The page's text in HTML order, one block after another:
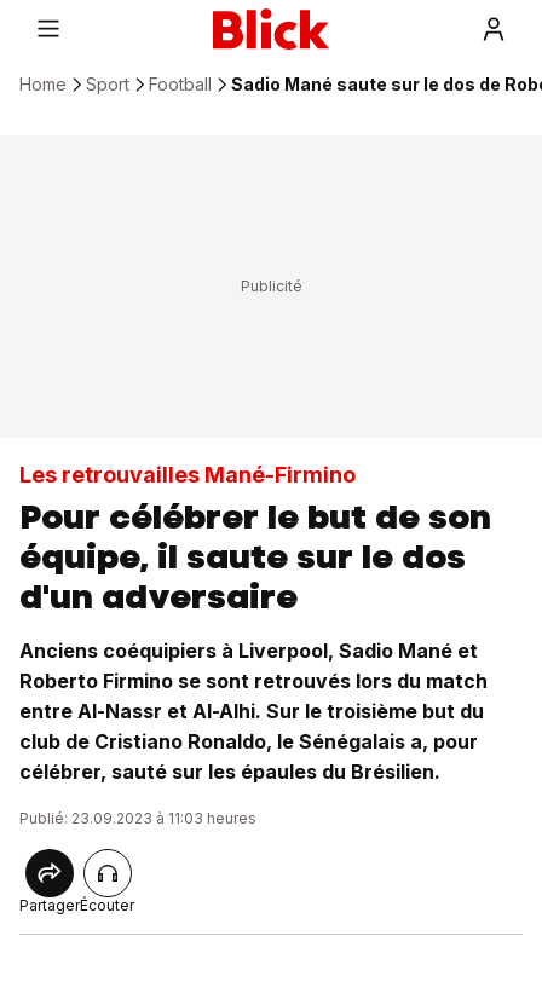
Home Sport Football Sadio Mané saute sur le dos de
Les retrouvailles Mané-Firmino
Pour célébrer le but de son
équipe, il saute sur le dos
d'un adversaire
Anciens coéquipiers à Liverpool, Sadio Mané et
Roberto Firmino se sont retrouvés lors du match
entre Al-Nassr et Al-Alhi. Sur le troisième but du
club de Cristiano Ronaldo, le Sénégalais a, pour
célébrer, sauté sur les épaules du Brésilien.
Publié: 23.09.2023 à 11:03 heures
PartagerÉcouter